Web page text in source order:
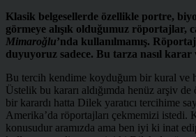
Klasik belgesellerde özellikle portre,
görmeye alışık olduğumuz röportajlar,
Mimaroğlu’nda kullanılmamış.
duyuyoruz sadece. Bu tarza nasıl karar
Bu tercih kendime koyduğum bir kural ve
Üstelik bu kararı aldığımda henüz arşiv
bir karardı hatta Dilek yaratıcı tercihime
Amerika’da röportajları çekmemizi istedi.
konusudur aramızda ama ben iyi ki inat